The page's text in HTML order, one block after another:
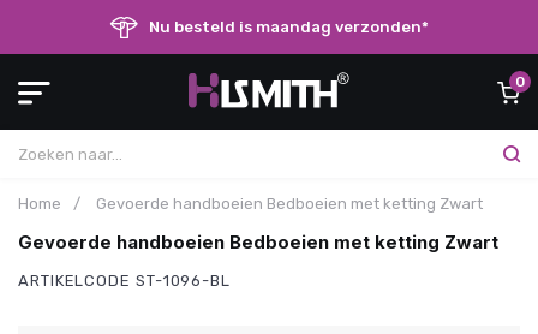
Nu besteld is maandag verzonden*
0
Home / Gevoerde handboeien Bedboeien met ketting Zwart
Gevoerde handboeien Bedboeien met ketting Zwart
ARTIKELCODE ST-1096-BL